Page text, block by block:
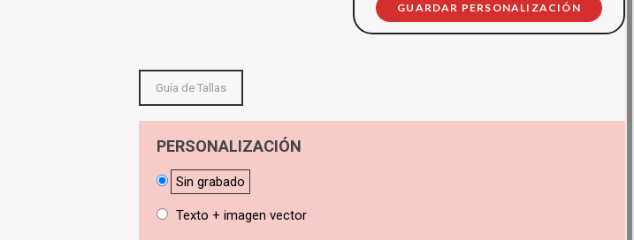
GUARDAR PERSONALIZACIÓN
Guía de Tallas
PERSONALIZACIÓN
Sin grabado
Texto + imagen vector